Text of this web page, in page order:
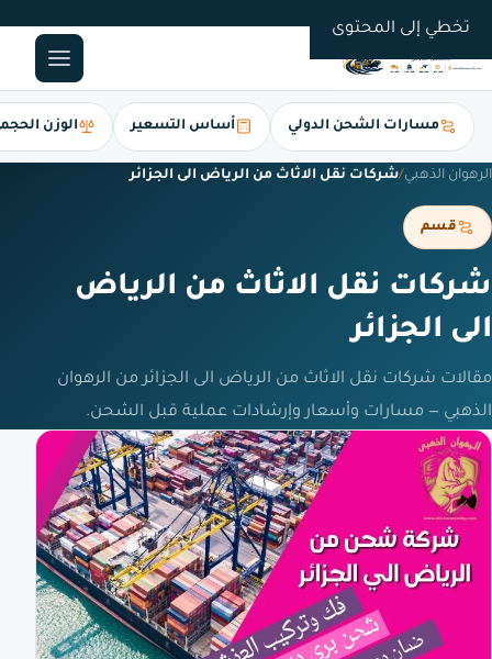
تخطي إلى المحتوى
مسارات الشحن الدولي أساس التسعير الوزن
الرهوان الذهبي/شركات نقل الاثاث من الرياض الى الجزائر
قسم
شركات نقل الاثاث من الرياض
الى الجزائر
مقالات شركات نقل الاثاث من الرياض الى الجزائر من الرهوان
الذهبي — مسارات وأسعار وإرشادات عملية قبل الشحن.